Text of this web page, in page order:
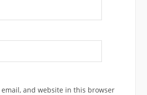
email, and website in this browser